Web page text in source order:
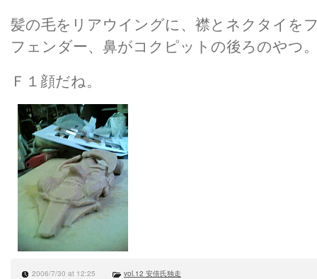
髪の毛をリアウイングに、襟とネクタイを
フェンダー、鼻がコクピットの後ろのやつ
Ｆ１顔だね。
2006/7/30 at 12:25 vol.12 安倍氏独走